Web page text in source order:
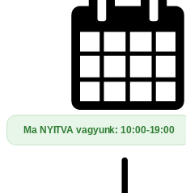
Ma NYITVA vagyunk:10:00-19:00